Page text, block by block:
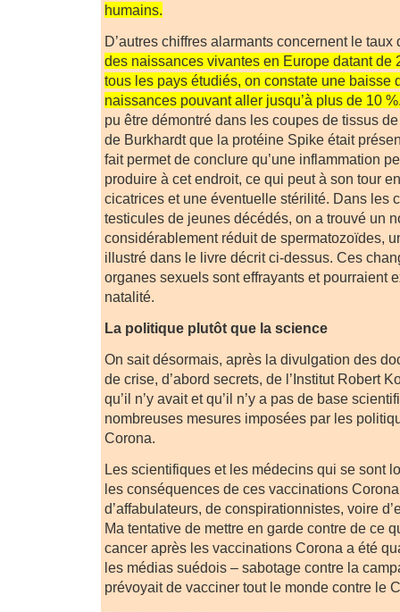
humains.
D’autres chiffres alarmants concernent le
des naissances vivantes en Europe datant de
tous les pays étudiés, on constate une baisse
naissances pouvant aller jusqu’à plus de 10
pu être démontré dans les coupes de tissus
de Burkhardt que la protéine Spike était
fait permet de conclure qu’une inflammation
produire à cet endroit, ce qui peut à son tour
cicatrices et une éventuelle stérilité. Dans les
testicules de jeunes décédés, on a trouvé un
considérablement réduit de spermatozoïdes,
illustré dans le livre décrit ci-dessus. Ces
organes sexuels sont effrayants et pourraient
natalité.
La politique plutôt que la science
On sait désormais, après la divulgation des
de crise, d’abord secrets, de l’Institut Robert
qu’il n’y avait et qu’il n’y a pas de base
nombreuses mesures imposées par les
Corona.
Les scientifiques et les médecins qui se sont
les conséquences de ces vaccinations
d’affabulateurs, de conspirationnistes, voire
Ma tentative de mettre en garde contre de ce
cancer après les vaccinations Corona a été
les médias suédois – sabotage contre la
prévoyait de vacciner tout le monde contre le